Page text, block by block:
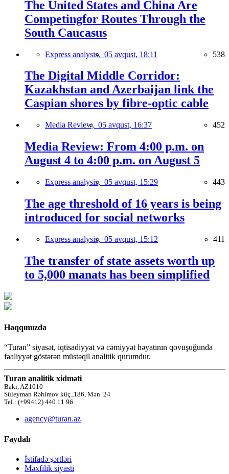
The United States and China Are
Competingfor Routes Through the
South Caucasus
Express analysis, 05 avqust, 18:11 538
The Digital Middle Corridor:
Kazakhstan and Azerbaijan link the
Caspian shores by fibre-optic cable
Media Review, 05 avqust, 16:37 452
Media Review: From 4:00 p.m. on
August 4 to 4:00 p.m. on August 5
Express analysis, 05 avqust, 15:29 443
The age threshold of 16 years is being
introduced for social networks
Express analysis, 05 avqust, 15:12 411
The transfer of state assets worth up
to 5,000 manats has been simplified
Haqqımızda
“Turan” siyasət, iqtisadiyyat və cəmiyyət həyatının qovuşuğunda
fəaliyyət göstərən müstəqil analitik qurumdur.
Turan analitik xidməti
Bakı, AZ1010
Süleyman Rəhimov küç.,186, Mən. 24
Tel.: (+99412) 440 11 96
agency@turan.az
Faydalı
İstifadə şərtləri
Məxfilik siyasti